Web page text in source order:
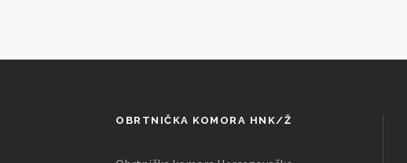
OBRTNIČKA KOMORA HNK/Ž